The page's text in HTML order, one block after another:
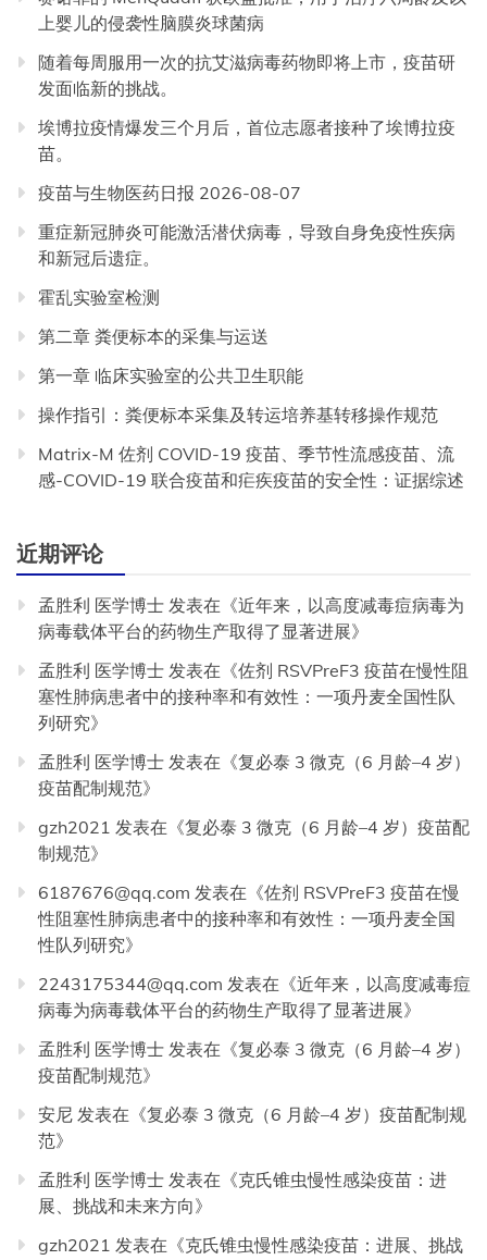
上婴儿的侵袭性脑膜炎球菌病
随着每周服用一次的抗艾滋病毒药物即将上市，疫苗研
发面临新的挑战。
埃博拉疫情爆发三个月后，首位志愿者接种了埃博拉疫
苗。
疫苗与生物医药日报 2026-08-07
重症新冠肺炎可能激活潜伏病毒，导致自身免疫性疾病
和新冠后遗症。
霍乱实验室检测
第二章 粪便标本的采集与运送
第一章 临床实验室的公共卫生职能
操作指引：粪便标本采集及转运培养基转移操作规范
Matrix-M 佐剂 COVID-19 疫苗、季节性流感疫苗、流
感-COVID-19 联合疫苗和疟疾疫苗的安全性：证据综述
近期评论
孟胜利 医学博士 发表在《近年来，以高度减毒痘病毒为
病毒载体平台的药物生产取得了显著进展》
孟胜利 医学博士 发表在《佐剂 RSVPreF3 疫苗在慢性阻
塞性肺病患者中的接种率和有效性：一项丹麦全国性队
列研究》
孟胜利 医学博士 发表在《复必泰 3 微克（6 月龄–4 岁）
疫苗配制规范》
gzh2021 发表在《复必泰 3 微克（6 月龄–4 岁）疫苗配
制规范》
6187676@qq.com 发表在《佐剂 RSVPreF3 疫苗在慢
性阻塞性肺病患者中的接种率和有效性：一项丹麦全国
性队列研究》
2243175344@qq.com 发表在《近年来，以高度减毒痘
病毒为病毒载体平台的药物生产取得了显著进展》
孟胜利 医学博士 发表在《复必泰 3 微克（6 月龄–4 岁）
疫苗配制规范》
安尼 发表在《复必泰 3 微克（6 月龄–4 岁）疫苗配制规
范》
孟胜利 医学博士 发表在《克氏锥虫慢性感染疫苗：进
展、挑战和未来方向》
gzh2021 发表在《克氏锥虫慢性感染疫苗：进展、挑战